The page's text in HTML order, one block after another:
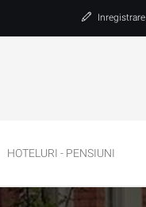
Inregistrare
HOTELURI - PENSIUNI